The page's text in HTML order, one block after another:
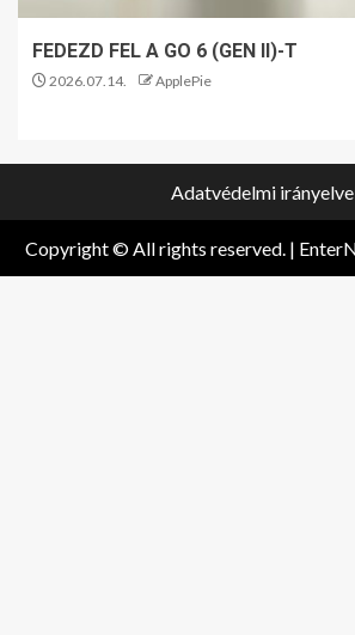
FEDEZD FEL A GO 6 (GEN II)-T
2026.07.14. ApplePie
Adatvédelmi
Copyright © All rights reserved. |